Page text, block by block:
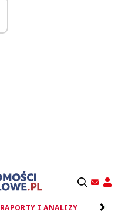
RAPORTY I ANALIZY